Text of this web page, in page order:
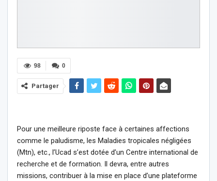
0
98
Partager
Pour une meilleure riposte face à certaines affections
comme le paludisme, les Maladies tropicales négligées
(Mtn), etc., l’Ucad s’est dotée d’un Centre international de
recherche et de formation. Il devra, entre autres
missions, contribuer à la mise en place d’une plateforme